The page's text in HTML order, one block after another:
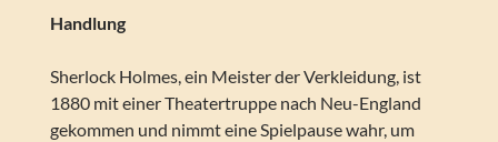
Handlung
Sherlock Holmes, ein Meister der Verkleidung, ist
1880 mit einer Theatertruppe nach Neu-England
gekommen und nimmt eine Spielpause wahr, um